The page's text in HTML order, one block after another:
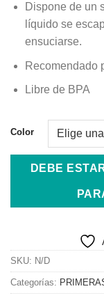
Dispone de un
líquido se
ensuciarse.
Recomendado
Libre de BPA
Color
DEBE
SKU: N/D
Categorías: